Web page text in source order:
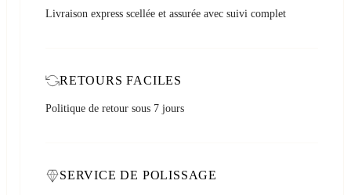
Livraison express scellée et assurée avec suivi complet
RETOURS FACILES
Politique de retour sous 7 jours
SERVICE DE POLISSAGE